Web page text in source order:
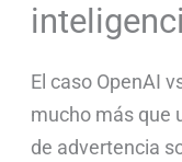
El caso OpenAI
mucho más que
de advertencia